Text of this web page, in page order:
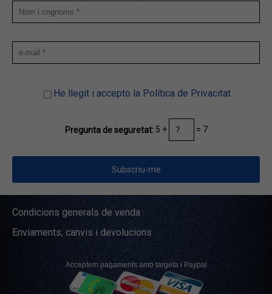
He llegit i accepto la Política de Privacitat
Pregunta de seguretat: 5 + = 7
Condicions generals de venda
Enviaments, canvis i devolucions
Acceptem pagaments amb targeta i Paypal